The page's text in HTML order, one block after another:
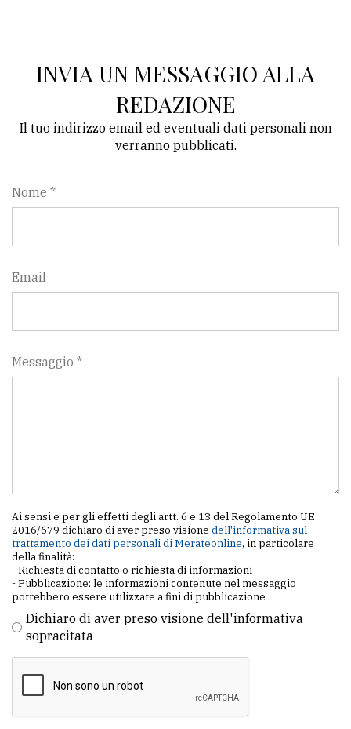
INVIA UN MESSAGGIO ALLA
REDAZIONE
Il tuo indirizzo email ed eventuali dati personali non
verranno pubblicati.
Nome *
Email
Messaggio *
Ai sensi e per gli effetti degli artt. 6 e 13 del Regolamento UE
2016/679 dichiaro di aver preso visione dell'informativa sul
trattamento dei dati personali di Merateonline, in particolare
della finalità:
- Richiesta di contatto o richiesta di informazioni
- Pubblicazione: le informazioni contenute nel messaggio
potrebbero essere utilizzate a fini di pubblicazione
Dichiaro di aver preso visione dell'informativa
sopracitata